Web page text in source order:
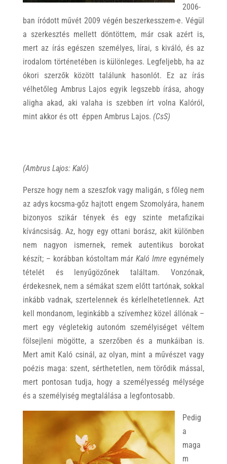
2006-
ban íródott művét 2009 végén beszerkesszem-e. Végül
a szerkesztés mellett döntöttem, már csak azért is,
mert az írás egészen személyes, lírai, s kiváló, és az
irodalom történetében is különleges. Legfeljebb, ha az
ókori szerzők között találunk hasonlót. Ez az írás
vélhetőleg Ambrus Lajos egyik legszebb írása, ahogy
aligha akad, aki valaha is szebben írt volna Kalóról,
mint akkor és ott éppen Ambrus Lajos. (CsS)
(Ambrus Lajos: Kaló)
Persze hogy nem a szeszfok vagy maligán, s főleg nem
az adys kocsma-gőz hajtott engem Szomolyára, hanem
bizonyos szikár tények és egy szinte metafizikai
kíváncsiság. Az, hogy egy ottani borász, akit különben
nem nagyon ismernek, remek autentikus borokat
készít; – korábban kóstoltam márKaló Imre egynémely
tételét és lenyűgözőnek találtam. Vonzónak,
érdekesnek, nem a sémákat szem előtt tartónak, sokkal
inkább vadnak, szertelennek és kérlelhetetlennek. Azt
kell mondanom, leginkább a szívemhez közel állónak –
mert egy végletekig autonóm személyiséget véltem
fölsejleni mögötte, a szerzőben és a munkáiban is.
Mert amit Kaló csinál, az olyan, mint a művészet vagy
poézis maga: szent, sérthetetlen, nem törődik mással,
mert pontosan tudja, hogy a személyesség mélysége
és a személyiség megtalálása a legfontosabb.
Pedig
a
maga
m